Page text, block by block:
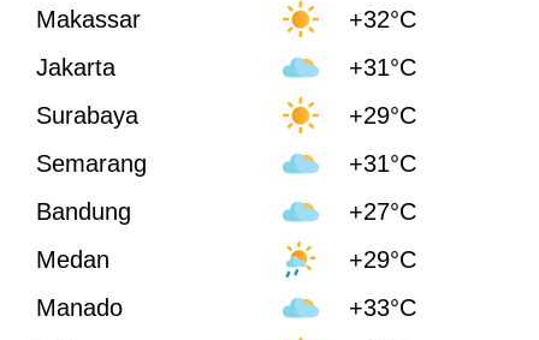
Makassar
+32°C
Jakarta
+31°C
Surabaya
+29°C
Semarang
+31°C
Bandung
+27°C
Medan
+29°C
Manado
+33°C